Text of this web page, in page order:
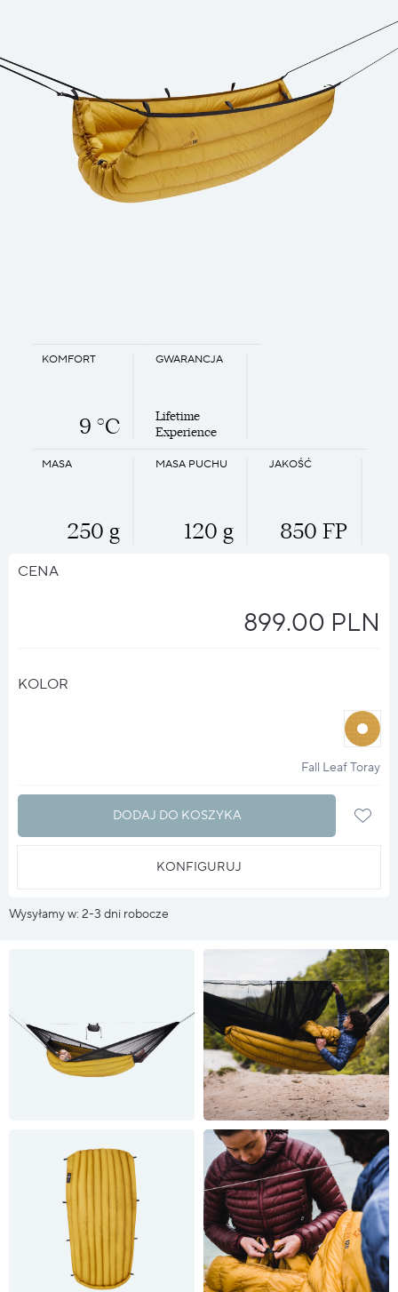
MASA
250 g
JAKOŚĆ
850 FP
MASA PUCHU
120 g
KOMFORT
9 °C
GWARANCJA
Lifetime
Experience
CENA
899.00 PLN
KOLOR
halo
?
Fall Leaf Toray
DODAJ DO KOSZYKA
KONFIGURUJ
Wysyłamy w: 2-3 dni robocze